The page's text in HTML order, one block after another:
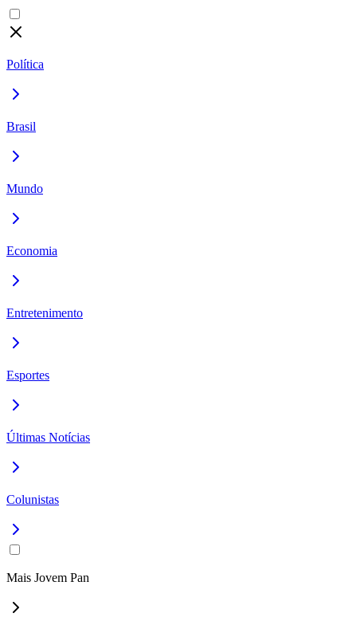
Política
Brasil
Mundo
Economia
Entretenimento
Esportes
Últimas Notícias
Colunistas
Mais Jovem Pan